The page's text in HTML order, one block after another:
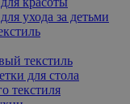
ухода за детьми
текстиль
для стола
текстиля